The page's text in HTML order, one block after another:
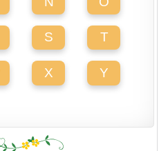
S T
X Y